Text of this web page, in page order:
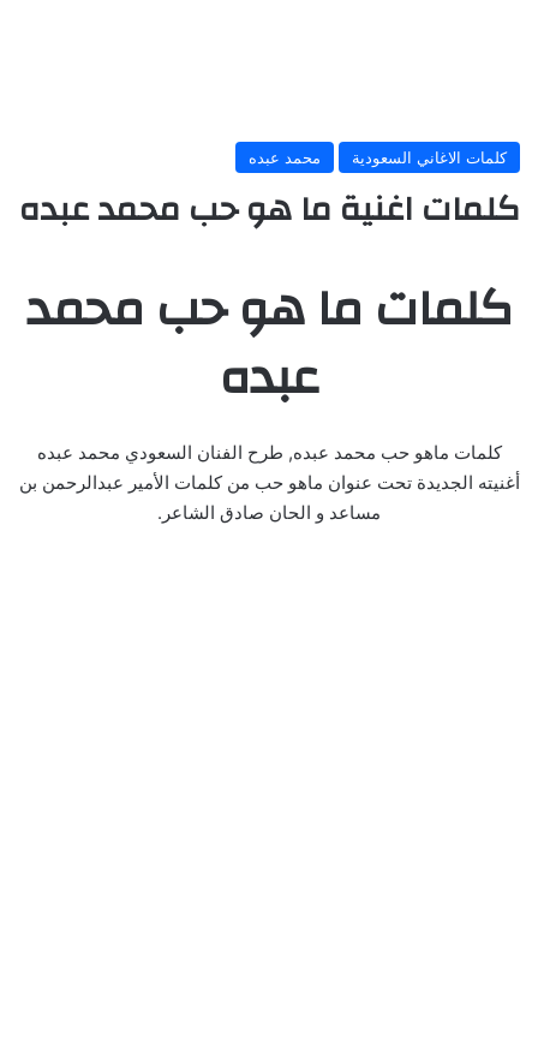
كلمات الاغاني السعودية محمد عبده
كلمات اغنية ما هو حب محمد عبده
كلمات ما هو حب محمد
عبده
كلمات ماهو حب محمد عبده, طرح الفنان السعودي محمد عبده
أغنيته الجديدة تحت عنوان ماهو حب من كلمات الأمير عبدالرحمن بن
مساعد و الحان صادق الشاعر.